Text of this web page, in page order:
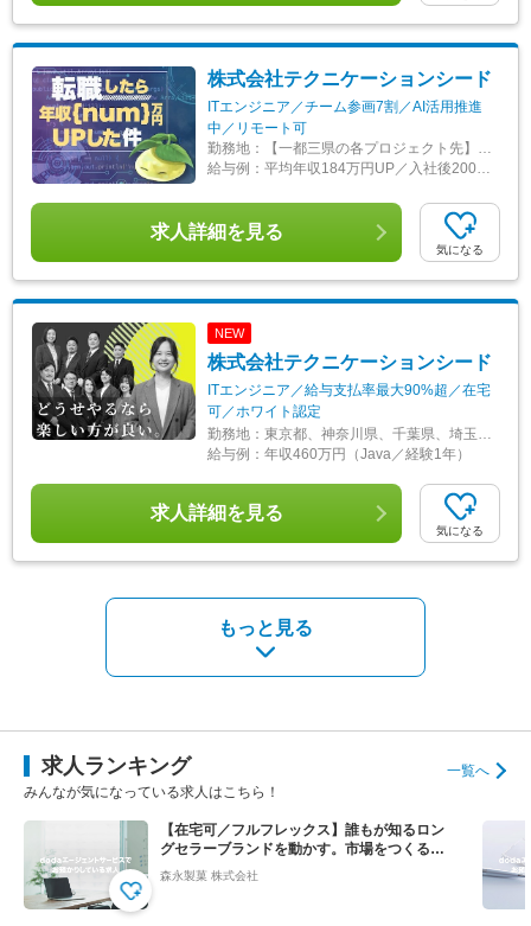
株式会社テクニケーションシード
ITエンジニア／チーム参画7割／AI活用推進
中／リモート可
勤務地：
【一都三県の各プロジェクト先】 ◆転勤なし ◆帰社日なし ◆プロジェクト先へ直行直帰 ◆リモート率90％以上（出社希望も可能） ◇本社 東京都新宿区西新宿2丁目1-1新宿三井ビルディング45F ◇大阪オフィス 大阪府大阪市浪速区難波中2丁目10－70 なんばパークスタワー19F ◇名古屋オフィス 愛知県名古屋市中村区名駅3丁目26-8 KDX名古屋駅前ビル13F ◇福岡オフィス 福岡県福岡市博多区博多駅東2丁目5-19 サンライフ第3ビル5F・6F ＼毎月、交流会を開催しています！／ 開発からインフラなど職種問わず、100名ほどのメンバーが参加しています。 『令和の虎』で話題の西田（代表）や、現役エンジニアの取締役へのキャリア相談も可能◎ エンジニア同士の仲を深めることはもちろん、 現地での『キャリア相談／壁打ち』も実施しています！ 「選考ではなく雰囲気だけ知りたい」 こんな方もぜひご参加ください！！！
給与例： 平均年収184万円UP／入社後200万円以上UPの実績多数！
求人詳細を見る
気になる
NEW
株式会社テクニケーションシード
ITエンジニア／給与支払率最大90%超／在宅
可／ホワイト認定
勤務地： 東京都、神奈川県、千葉県、埼玉県、大阪府、愛知県、福岡県の各プロジェクト先 ◆リモート案件あり ◆転居を伴う転勤なし ◆U・Iターンも歓迎 ◆希望を最大限考慮 ※強制参加のイベントや帰社日がないため、 基本的にプロジェクト先への直行直帰が可能です！ 【本社】 東京都新宿区西新宿2丁目1-1新宿三井ビルディング45F 【大阪オフィス】 大阪府大阪市浪速区難波中2丁目10－70 なんばパークスタワー19F 【福岡オフィス】 福岡県福岡市博多区博多駅東2丁目5-19 サンライフ第3ビル5F・6F 【名古屋オフィス】 愛知県名古屋市中村区名駅3丁目26-8 KDX名古屋駅前ビル13F ＼毎月第3金曜日に交流会を開催／ 毎月約100名のエンジニアが参加しています！ 会場では 「今の案件どんなことやってるの？」 「現場でのAI活用ってどんな感じ？」 「リーダーに上がるために、どんなこと意識してましたか」 など、様々なトピックで盛り上がっています！ お酒や軽食を楽しみながら、経営陣や内勤メンバーともフランクに話せる雰囲気です！
給与例： 年収460万円（Java／経験1年）
求人詳細を見る
気になる
もっと見る
求人ランキング
一覧へ
みんなが気になっている求人はこちら！
【在宅可／フルフレックス】誰もが知るロン
グセラーブランドを動かす。市場をつくる提
案営業◆ハイチュウ等
森永製菓 株式会社